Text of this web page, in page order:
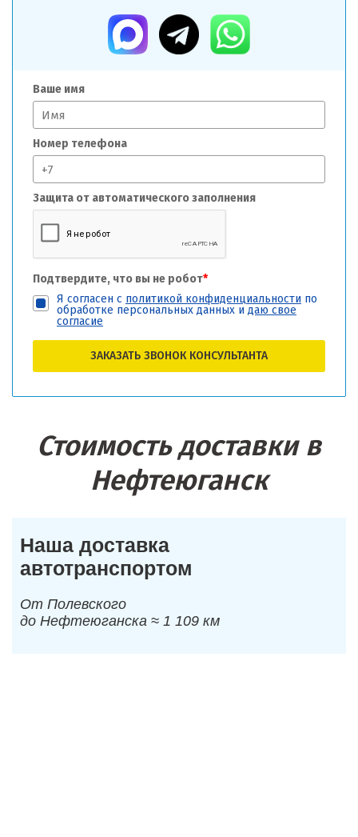
Ваше имя
Номер телефона
Защита от автоматического заполнения
Подтвердите, что вы не робот*
Я согласен с политикой конфиденциальности по
обработке персональных данных и даю свое
согласие
ЗАКАЗАТЬ ЗВОНОК КОНСУЛЬТАНТА
Стоимость доставки в
Нефтеюганск
Наша доставка
автотранспортом
От Полевского
до Нефтеюганска ≈ 1 109 км